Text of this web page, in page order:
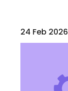
24 Feb 2026